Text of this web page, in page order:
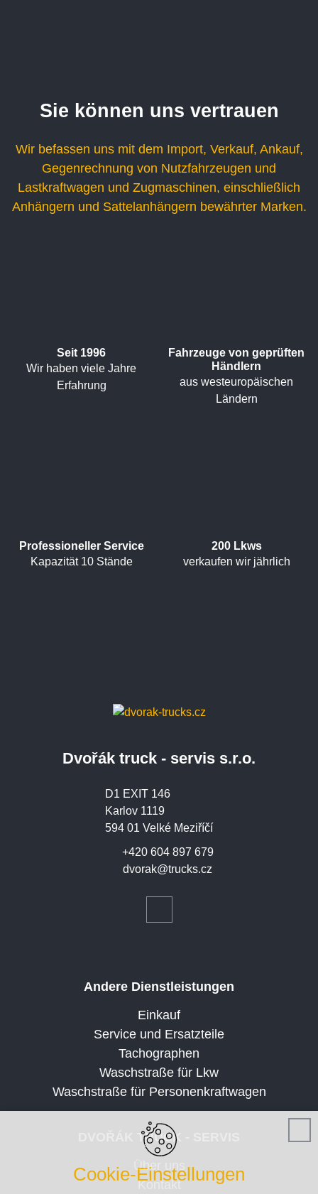
Sie können uns vertrauen
Wir befassen uns mit dem Import, Verkauf, Ankauf,
Gegenrechnung von Nutzfahrzeugen und
Lastkraftwagen und Zugmaschinen, einschließlich
Anhängern und Sattelanhängern bewährter Marken.
Seit 1996
Wir haben viele Jahre
Erfahrung
Fahrzeuge von geprüften
Händlern
aus westeuropäischen
Ländern
Professioneller Service
Kapazität 10 Stände
200 Lkws
verkaufen wir jährlich
Dvořák truck - servis s.r.o.
dvorak@trucks.cz
+420 604 897 679
D1 EXIT 146
Karlov 1119
594 01 Velké Meziříčí
Andere Dienstleistungen
Einkauf
Service und Ersatzteile
Tachographen
Waschstraße für Lkw
Waschstraße für Personenkraftwagen
DVOŘÁK TRUCK - SERVIS
Über uns
Kontakt
Cookie-Einstellungen